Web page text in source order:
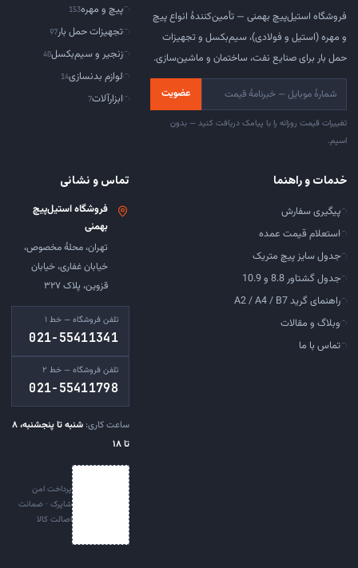
فروشگاه استیل‌پیچ بهمنی — تأمین‌کنندهٔ انواع پیچ
و مهره (استیل و فولادی)، سیم‌بکسل و تجهیزات
حمل بار برای صنایع نفت، ساختمان و ماشین‌سازی.
عضویت
تغییرات قیمت روزانه را با پیامک دریافت کنید — بدون
اسپم.
پیچ و مهره153
تجهیزات حمل بار97
زنجیر و سیم‌بکسل40
لوازم بدنسازی14
ابزارآلات7
خدمات و راهنما
پیگیری سفارش
استعلام قیمت عمده
جدول سایز پیچ متریک
جدول گشتاور 8.8 و 10.9
راهنمای گرید A2 / A4 / B7
وبلاگ و مقالات
تماس با ما
تماس و نشانی
فروشگاه استیل‌پیچ
بهمنی
تهران، محلهٔ مخصوص،
خیابان غفاری، خیابان
قزوین، پلاک ۳۲۷
تلفن فروشگاه — خط ۱
021-55411341
تلفن فروشگاه — خط ۲
021-55411798
ساعت کاری:
شنبه تا پنجشنبه، ۸
تا ۱۸
پرداخت امن
شاپرک · ضمانت
اصالت کالا